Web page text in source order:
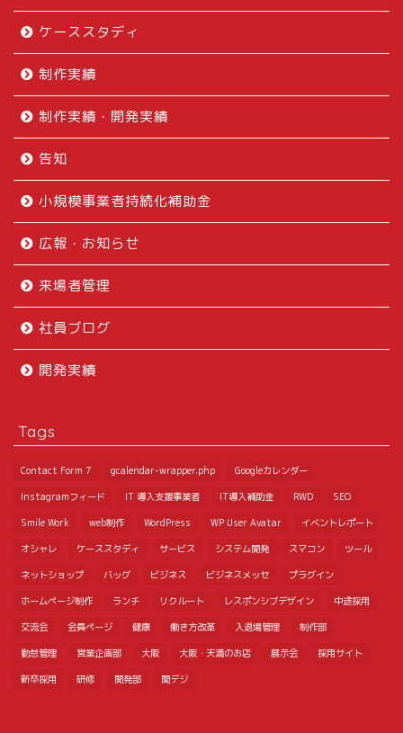
ケーススタディ
制作実績
制作実績・開発実績
告知
小規模事業者持続化補助金
広報・お知らせ
来場者管理
社員ブログ
開発実績
Tags
Contact Form 7 gcalendar-wrapper.php Googleカレンダー
Instagramフィード IT 導入支援事業者 IT導入補助金 RWD SEO
Smile Work web制作 WordPress WP User Avatar イベントレポート
オシャレ ケーススタディ サービス システム開発 スマコン ツール
ネットショップ バッグ ビジネス ビジネスメッセ プラグイン
ホームページ制作 ランチ リクルート レスポンシブデザイン 中途採用
交流会 会員ページ 健康 働き方改革 入退場管理 制作部
勤怠管理 営業企画部 大阪 大阪・天満のお店 展示会 採用サイト
新卒採用 研修 開発部 関デジ